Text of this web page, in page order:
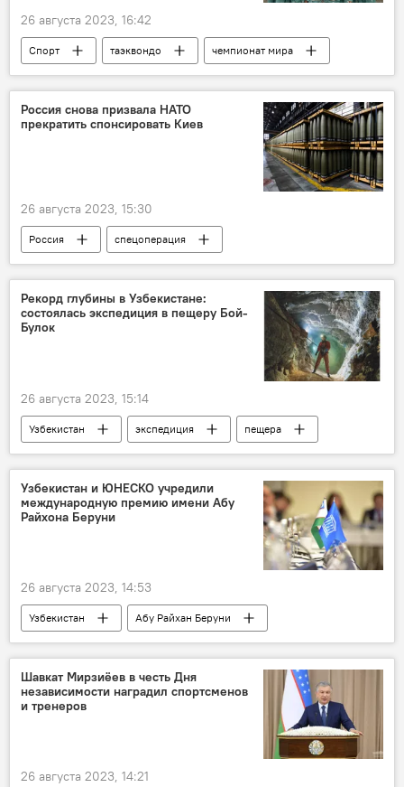
26 августа 2023, 16:42
Спорт таэквондо
чемпионат мира
Босния и Герцеговина
сборная
Узбекистан
Россия снова призвала НАТО
прекратить спонсировать Киев
26 августа 2023, 15:30
Россия
спецоперация
Мария Захарова
МИД
МИД РФ
Киев
Владимир Зеленский
США
Запад
Рекорд глубины в Узбекистане:
состоялась экспедиция в пещеру Бой-
Булок
26 августа 2023, 15:14
Узбекистан экспедиция
пещера
Азия
пещера Бой-Булок
Сурхандарьинская область
Центральная Азия
Россия
Чехия
Узбекистан и ЮНЕСКО учредили
международную премию имени Абу
Райхона Беруни
26 августа 2023, 14:53
Узбекистан
Абу Райхан Беруни
премия
международная премия
Выставка
Концерт
Постановление
Шавкат Мирзиёев в честь Дня
независимости наградил спортсменов
и тренеров
26 августа 2023, 14:21